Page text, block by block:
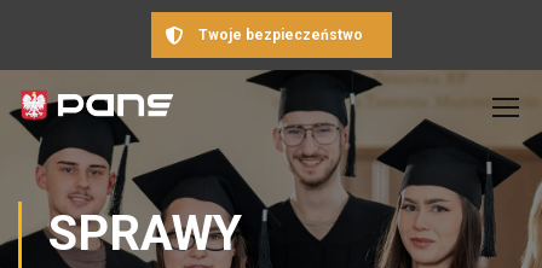
Twoje bezpieczeństwo
SPRAWY